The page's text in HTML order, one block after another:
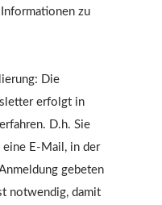
zu
Die
erfolgt in
D.h. Sie
eine E-Mail, in der
gebeten
notwendig, damit